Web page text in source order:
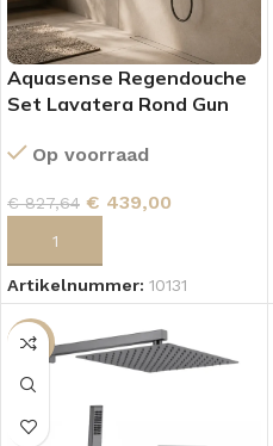
Aquasense Regendouche
Set Lavatera Rond Gun
Op voorraad
€827,64 € 439,00
Artikelnummer: 10131
SALE